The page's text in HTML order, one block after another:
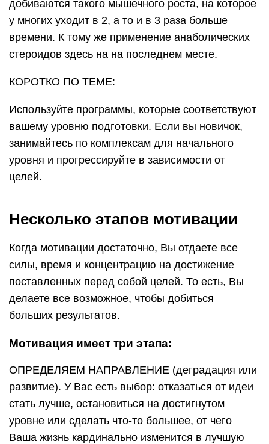
добиваются такого мышечного роста, на которое
у многих уходит в 2, а то и в 3 раза больше
времени. К тому же применение анаболических
стероидов здесь на на последнем месте.
КОРОТКО ПО ТЕМЕ:
Используйте программы, которые соответствуют
вашему уровню подготовки. Если вы новичок,
занимайтесь по комплексам для начального
уровня и прогрессируйте в зависимости от
целей.
Несколько этапов мотивации
Когда мотивации достаточно, Вы отдаете все
силы, время и концентрацию на достижение
поставленных перед собой целей. То есть, Вы
делаете все возможное, чтобы добиться
больших результатов.
Мотивация имеет три этапа:
ОПРЕДЕЛЯЕМ НАПРАВЛЕНИЕ (деградация или
развитие). У Вас есть выбор: отказаться от идеи
стать лучше, остановиться на достигнутом
уровне или сделать что-то большее, от чего
Ваша жизнь кардинально изменится в лучшую